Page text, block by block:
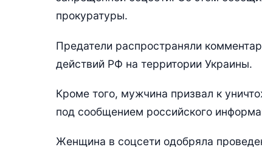
прокуратуры.
Предатели распространяли
действий РФ на территории Украины.
Кроме того, мужчина призвал к
под сообщением российского
Женщина в соцсети одобряла